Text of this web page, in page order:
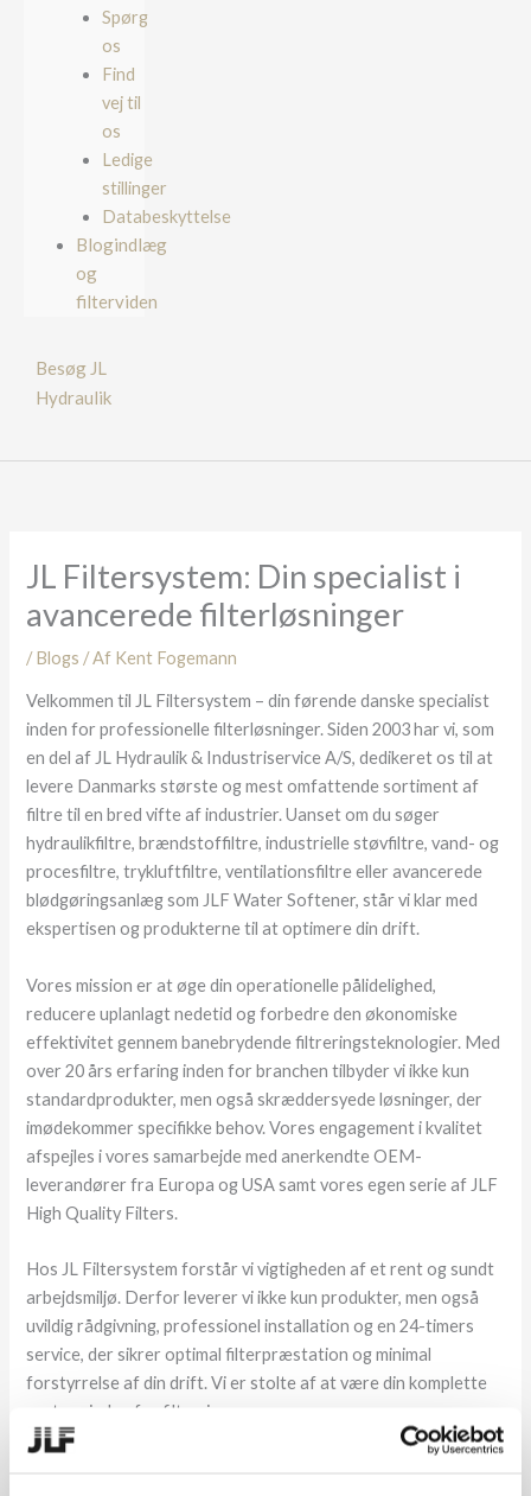
Spørg
os
Find
vej til
os
Ledige
stillinger
Databeskyttelse
Blogindlæg
og
filterviden
Besøg JL
Hydraulik
JL Filtersystem: Din specialist i
avancerede filterløsninger
/Blogs / Af Kent Fogemann
Velkommen til JL Filtersystem – din førende danske specialist
inden for professionelle filterløsninger. Siden 2003 har vi, som
en del af JL Hydraulik & Industriservice A/S, dedikeret os til at
levere Danmarks største og mest omfattende sortiment af
filtre til en bred vifte af industrier. Uanset om du søger
hydraulikfiltre, brændstoffiltre, industrielle støvfiltre, vand- og
procesfiltre, trykluftfiltre, ventilationsfiltre eller avancerede
blødgøringsanlæg som JLF Water Softener, står vi klar med
ekspertisen og produkterne til at optimere din drift.
Vores mission er at øge din operationelle pålidelighed,
reducere uplanlagt nedetid og forbedre den økonomiske
effektivitet gennem banebrydende filtreringsteknologier. Med
over 20 års erfaring inden for branchen tilbyder vi ikke kun
standardprodukter, men også skræddersyede løsninger, der
imødekommer specifikke behov. Vores engagement i kvalitet
afspejles i vores samarbejde med anerkendte OEM-
leverandører fra Europa og USA samt vores egen serie af JLF
High Quality Filters.
Hos JL Filtersystem forstår vi vigtigheden af et rent og sundt
arbejdsmiljø. Derfor leverer vi ikke kun produkter, men også
uvildig rådgivning, professionel installation og en 24-timers
service, der sikrer optimal filterpræstation og minimal
forstyrrelse af din drift. Vi er stolte af at være din komplette
partner inden for filtrering.